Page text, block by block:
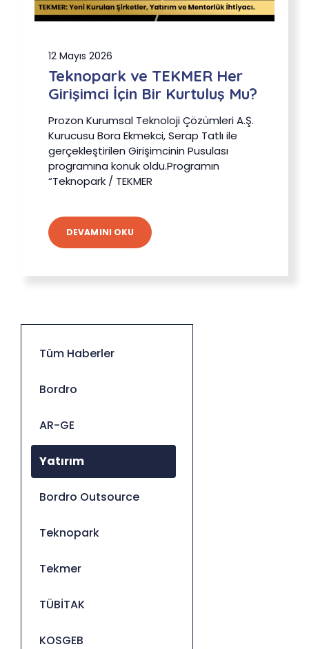
12 Mayıs 2026
Teknopark ve TEKMER Her
Girişimci İçin Bir Kurtuluş Mu?
Prozon Kurumsal Teknoloji Çözümleri A.Ş.
Kurucusu Bora Ekmekci, Serap Tatlı ile
gerçekleştirilen Girişimcinin Pusulası
programına konuk oldu.Programın
“Teknopark / TEKMER
DEVAMINI OKU
Tüm Haberler
Bordro
AR-GE
Yatırım
Bordro Outsource
Teknopark
Tekmer
TÜBİTAK
KOSGEB